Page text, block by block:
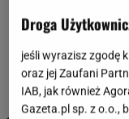
odpadniesz z
życzymy
Droga
jeśli wyrazisz zgodę
oraz jej Zaufani
IAB, jak również
Gazeta.pl sp. z o.o.,